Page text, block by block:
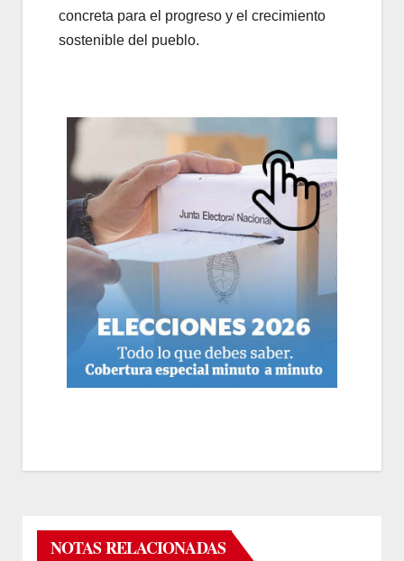
concreta para el progreso y el crecimiento
sostenible del pueblo.
NOTAS RELACIONADAS